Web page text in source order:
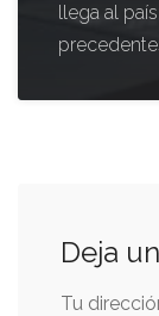
llega al
Deja
Tu